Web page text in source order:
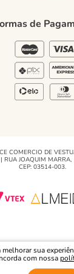
sua
com nossa
de
COMERCIO DE
JOAQUIM MARRA,
CEP: 03514-003.